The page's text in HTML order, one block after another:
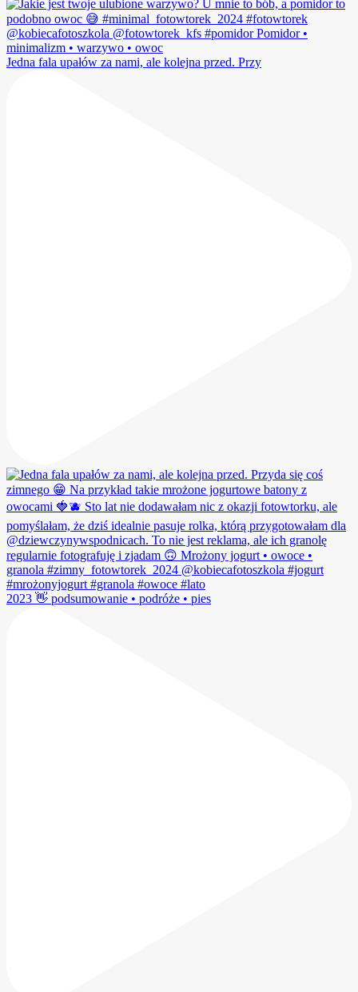
Jedna fala upałów za nami, ale kolejna przed. Przy
2023 👋 podsumowanie • podróże • pies